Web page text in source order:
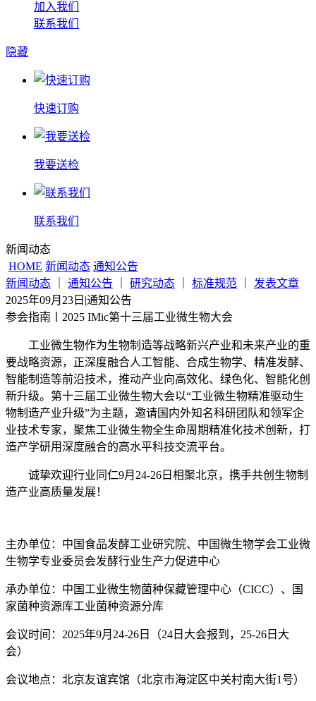
加入我们
联系我们
隐藏
快速订购
我要送检
联系我们
新闻动态
HOME 新闻动态 通知公告
新闻动态
通知公告 研究动态 标准规范
发表文章
2025年09月23日 |通知公告
参会指南丨2025 IMic第十三届工业微生物大会
工业微生物作为生物制造等战略新兴产业和未来产业的重
要战略资源，正深度融合人工智能、合成生物学、精准发酵、
智能制造等前沿技术，推动产业向高效化、绿色化、智能化创
新升级。第十三届工业微生物大会以“工业微生物精准驱动生
物制造产业升级”为主题，邀请国内外知名科研团队和领军企
业技术专家，聚焦工业微生物全生命周期精准化技术创新，打
造产学研用深度融合的高水平科技交流平台。
诚挚欢迎行业同仁9月24-26日相聚北京，携手共创生物制
造产业高质量发展！
主办单位：中国食品发酵工业研究院、中国微生物学会工业微
生物学专业委员会发酵行业生产力促进中心
承办单位：中国工业微生物菌种保藏管理中心（CICC）、国
家菌种资源库工业菌种资源分库
会议时间：2025年9月24-26日（24日大会报到，25-26日大
会）
会议地点：北京友谊宾馆（北京市海淀区中关村南大街1号）